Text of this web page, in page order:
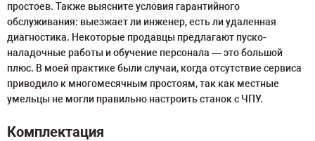
простоев. Также выясните условия гарантийного
обслуживания: выезжает ли инженер, есть ли удаленная
диагностика. Некоторые продавцы предлагают пуско-
наладочные работы и обучение персонала — это большой
плюс. В моей практике были случаи, когда отсутствие сервиса
приводило к многомесячным простоям, так как местные
умельцы не могли правильно настроить станок с ЧПУ.
Комплектация